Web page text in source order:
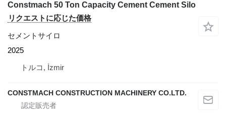
Constmach 50 Ton Capacity Cement Cement Silo
リクエストに応じた価格
セメントサイロ
2025
トルコ, İzmir
CONSTMACH CONSTRUCTION MACHINERY CO.LTD.